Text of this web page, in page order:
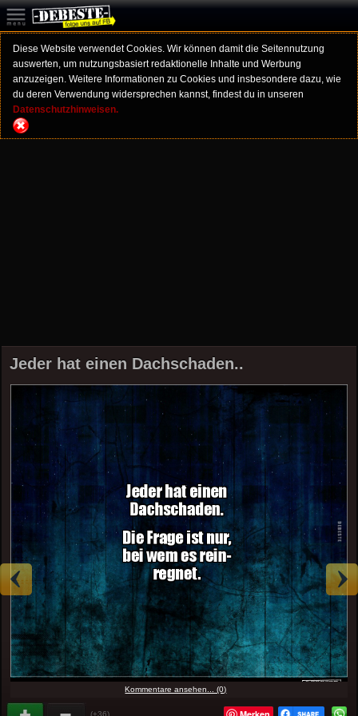
Diese Website verwendet Cookies. Wir können damit die Seitennutzung
auswerten, um nutzungsbasiert redaktionelle Inhalte und Werbung
anzuzeigen. Weitere Informationen zu Cookies und insbesondere dazu, wie
du deren Verwendung widersprechen kannst, findest du in unseren
Datenschutzhinweisen.
Jeder hat einen Dachschaden..
Kommentare ansehen... (0)
(+36)